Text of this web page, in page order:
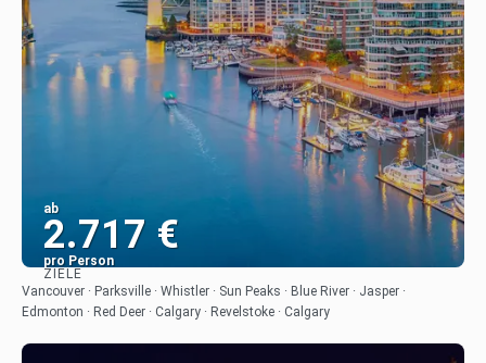
ab
2.717 €
pro Person
Sehen
ZIELE
Vancouver · Parksville · Whistler · Sun Peaks · Blue River · Jasper ·
Edmonton · Red Deer · Calgary · Revelstoke · Calgary